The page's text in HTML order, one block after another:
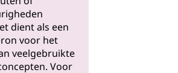
dient als een
voor het
veelgebruikte
Voor